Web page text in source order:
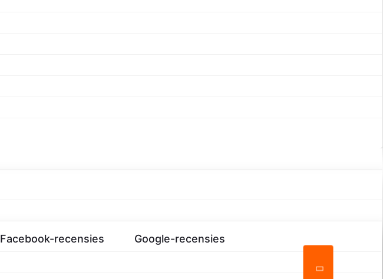
Facebook-recensies Google-recensies